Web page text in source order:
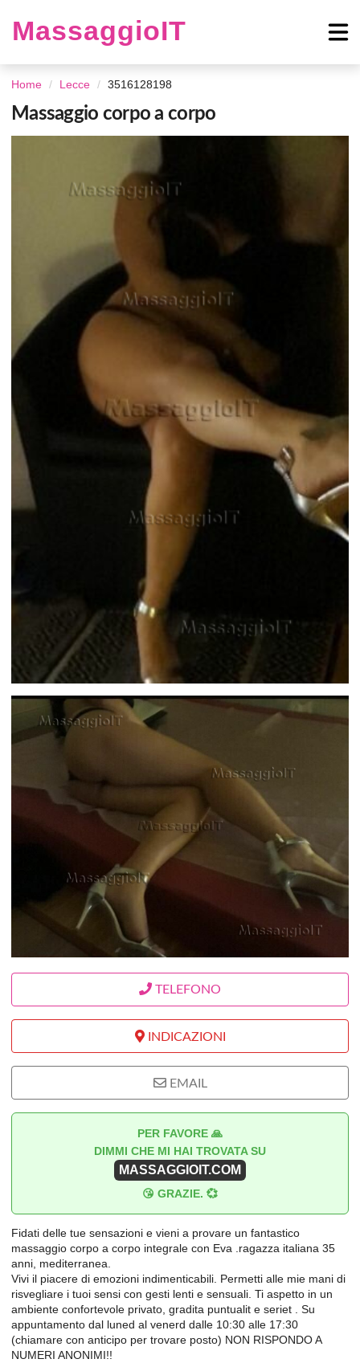
MassaggioIT
Home Lecce 3516128198
Massaggio corpo a corpo
TELEFONO
INDICAZIONI
EMAIL
PER FAVORE 🙏
DIMMI CHE MI HAI TROVATA SU
MASSAGGIOIT.COM
😘 GRAZIE. 💞
Fidati delle tue sensazioni e vieni a provare un fantastico
massaggio corpo a corpo integrale con Eva .ragazza italiana 35
anni, mediterranea.
Vivi il piacere di emozioni indimenticabili. Permetti alle mie mani di
risvegliare i tuoi sensi con gesti lenti e sensuali. Ti aspetto in un
ambiente confortevole privato, gradita puntualit e seriet . Su
appuntamento dal luned al venerd dalle 10:30 alle 17:30
(chiamare con anticipo per trovare posto) NON RISPONDO A
NUMERI ANONIMI!!